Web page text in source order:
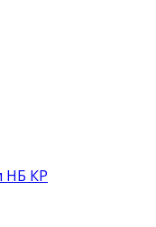
НБ КР